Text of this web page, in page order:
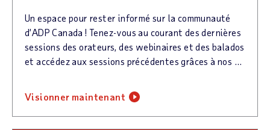
Un espace pour rester informé sur la communauté
d’ADP Canada ! Tenez-vous au courant des dernières
sessions des orateurs, des webinaires et des balados
visionner maintenant